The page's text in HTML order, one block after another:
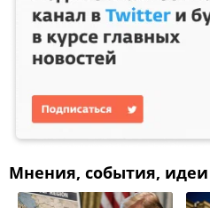
Мнения, события, идеи